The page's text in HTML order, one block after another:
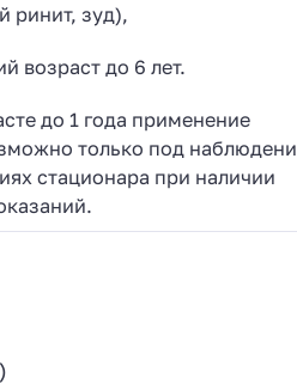
ринит, зуд),
до 6 лет.
до 1 года применение
только под
стационара при наличии